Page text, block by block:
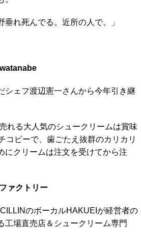
垂れ死んでる。近所の人で。」
シェフ渡辺憲一さんから今年引き継
れる大人気のシュークリームは賞味
コピーで、歯ごたえ抜群のカリカリ
にクリームは注文を受けてから注
ァクトリー
のボーカルHAKUEIが経営者の
工場直売店＆シュークリーム専門